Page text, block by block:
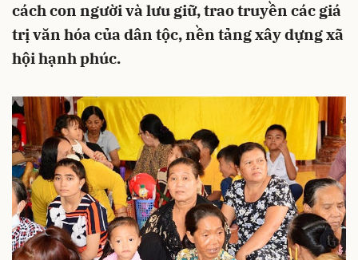
cách con người và lưu giữ, trao truyền các giá
trị văn hóa của dân tộc, nền tảng xây dựng xã
hội hạnh phúc.